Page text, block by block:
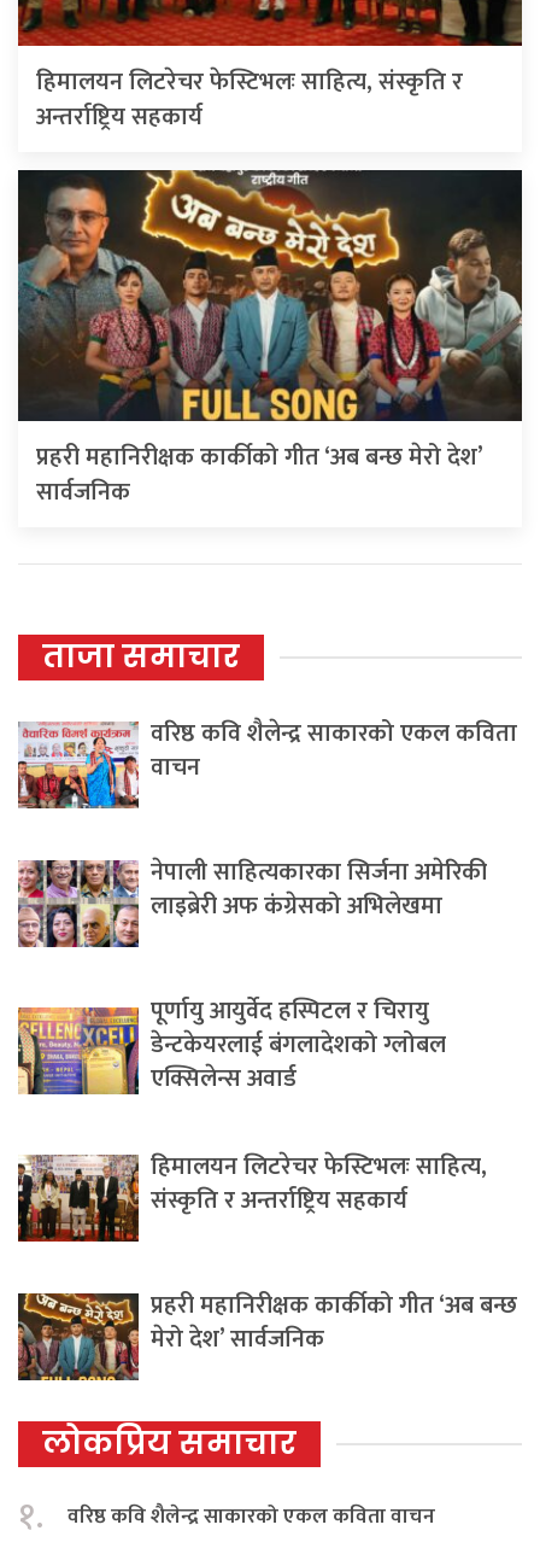
हिमालयन लिटरेचर फेस्टिभलः साहित्य, संस्कृति र
अन्तर्राष्ट्रिय सहकार्य
प्रहरी महानिरीक्षक कार्कीको गीत ‘अब बन्छ मेरो देश’
सार्वजनिक
ताजा समाचार
वरिष्ठ कवि शैलेन्द्र साकारको एकल कविता
वाचन
नेपाली साहित्यकारका सिर्जना अमेरिकी
लाइब्रेरी अफ कंग्रेसको अभिलेखमा
पूर्णायु आयुर्वेद हस्पिटल र चिरायु
डेन्टकेयरलाई बंगलादेशको ग्लोबल
एक्सिलेन्स अवार्ड
हिमालयन लिटरेचर फेस्टिभलः साहित्य,
संस्कृति र अन्तर्राष्ट्रिय सहकार्य
प्रहरी महानिरीक्षक कार्कीको गीत ‘अब बन्छ
मेरो देश’ सार्वजनिक
लोकप्रिय समाचार
१. वरिष्ठ कवि शैलेन्द्र साकारको एकल कविता वाचन